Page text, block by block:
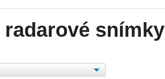
radarové snímky